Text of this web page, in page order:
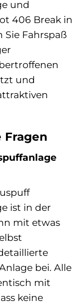
und
406 Break in
Sie Fahrspaß
und
Fragen
ist in der
mit etwas
bei. Alle
mit
keine